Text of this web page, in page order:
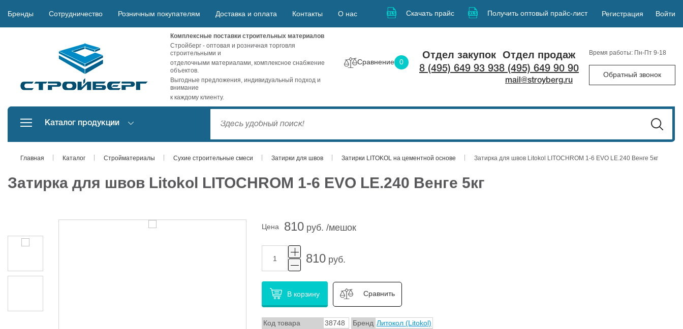
Бренды Сотрудничество Розничным покупателям Доставка и оплата Контакты О нас Скачать прайс Получить оптовый прайс-лист Регистрация Войти
Комплексные поставки строительных материалов
Стройберг - оптовая и розничная торговля
строительными и
отделочными материалами, комплексное снабжение
объектов.
Выгодные предложения, индивидуальный подход и
внимание
к каждому клиенту.
Сравнение 0
Отдел закупок
8 (495) 649 93 93
Отдел продаж
8 (495) 649 90 90
mail@stroyberg.ru
Время работы: Пн-Пт 9-18
Обратный звонок
Каталог продукции
Главная Каталог Стройматериалы Сухие строительные смеси Затирки для швов Затирки LITOKOL на цементной основе Затирка для швов Litokol LITOCHROM 1-6 EVO LE.240 Венге 5кг
Затирка для швов Litokol LITOCHROM 1-6 EVO LE.240 Венге 5кг
Цена 810 руб. /мешок
810 руб.
В корзину Сравнить
Код товара 38748 Бренд Литокол (Litokol)